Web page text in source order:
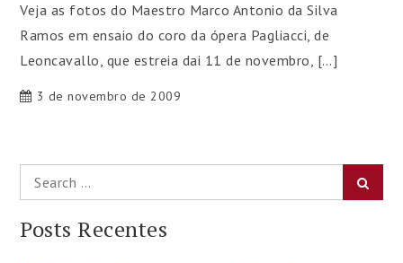
Veja as fotos do Maestro Marco Antonio da Silva
Ramos em ensaio do coro da ópera Pagliacci, de
Leoncavallo, que estreia dai 11 de novembro, […]
3 de novembro de 2009
Search
for:
Posts Recentes